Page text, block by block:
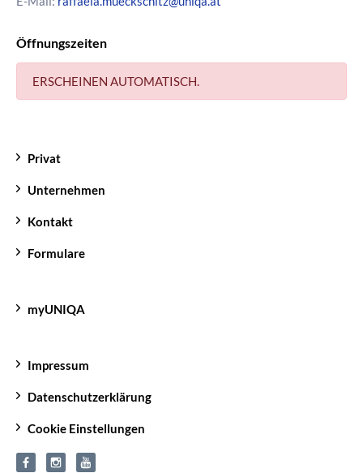
Öffnungszeiten
ERSCHEINEN AUTOMATISCH.
Privat
Unternehmen
Kontakt
Formulare
myUNIQA
Impressum
Datenschutzerklärung
Cookie Einstellungen